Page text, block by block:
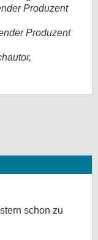
Produzent
Produzent
schon zu